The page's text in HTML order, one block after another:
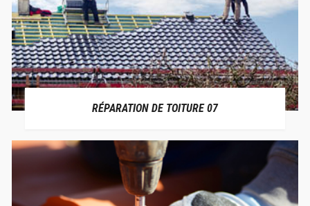
RÉPARATION DE TOITURE 07